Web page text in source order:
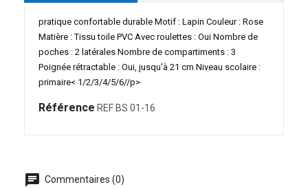
pratique confortable durable Motif : Lapin Couleur : Rose
Matière : Tissu toile PVC Avec roulettes : Oui Nombre de
poches : 2 latérales Nombre de compartiments : 3
Poignée rétractable : Oui, jusqu'à 21 cm Niveau scolaire :
primaire< 1/2/3/4/5/6//p>
Référence REF BS 01-16
chat Commentaires (0)